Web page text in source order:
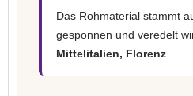
Das Rohmaterial stammt
gesponnen und veredelt
Mittelitalien, Florenz